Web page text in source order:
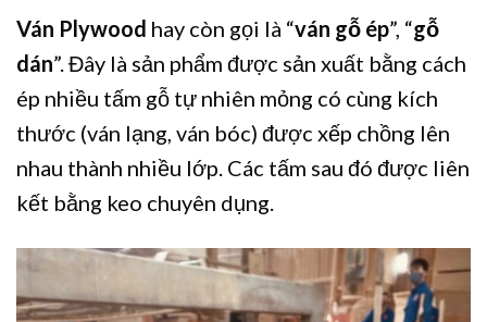
Ván Plywood hay còn gọi là “ván gỗ ép”, “gỗ
dán”. Đây là sản phẩm được sản xuất bằng cách
ép nhiều tấm gỗ tự nhiên mỏng có cùng kích
thước (ván lạng, ván bóc) được xếp chồng lên
nhau thành nhiều lớp. Các tấm sau đó được liên
kết bằng keo chuyên dụng.